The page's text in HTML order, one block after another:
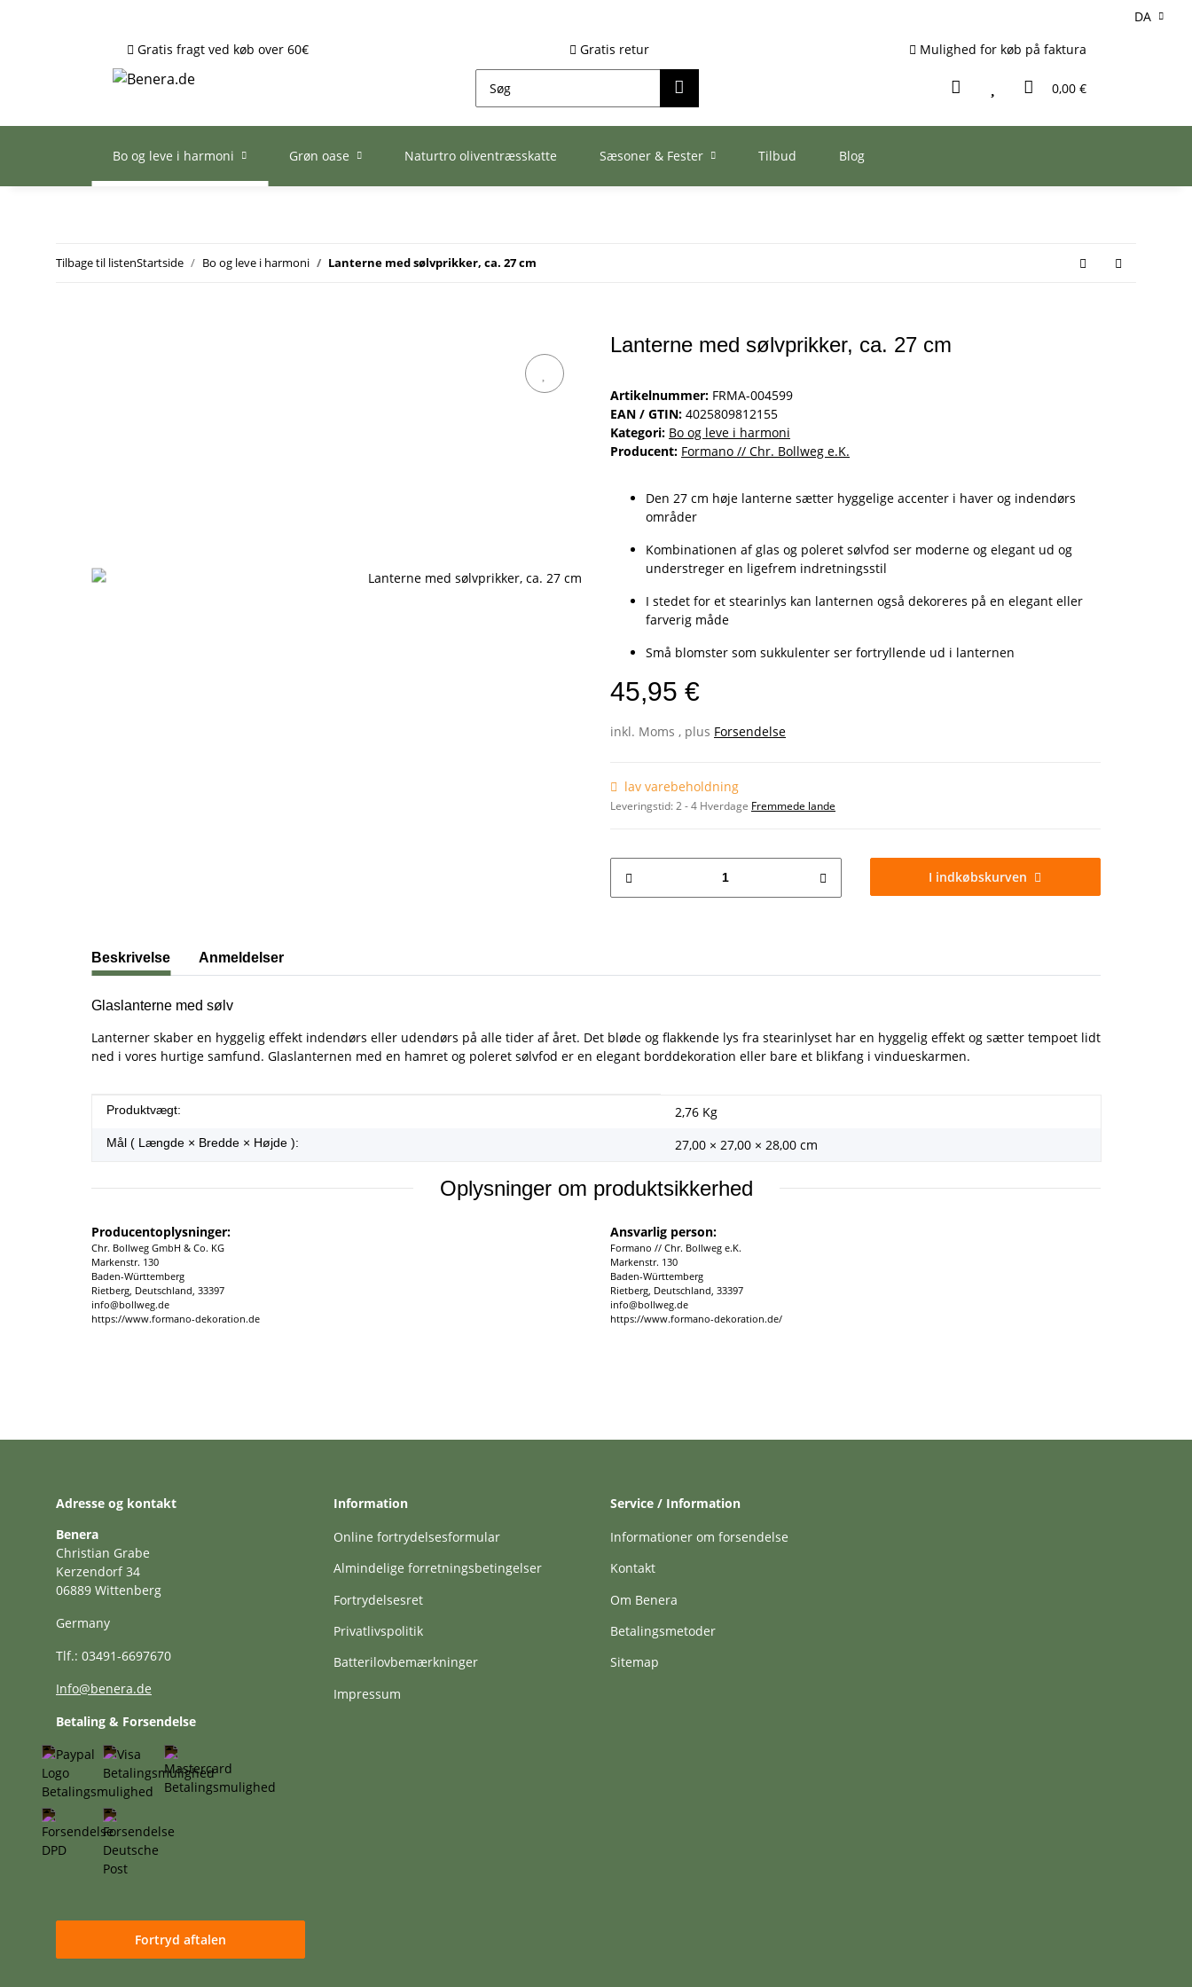
DA
Gratis fragt ved køb over 60€
Gratis retur Mulighed for køb på faktura
0,00 €
Bo og leve i harmoni Grøn oase Naturtro oliventræsskatte Sæsoner & Fester Tilbud Blog
Tilbage til listenStartside Bo og leve i harmoni Lanterne med sølvprikker, ca. 27 cm
Lanterne med sølvprikker, ca. 27 cm
Artikelnummer: FRMA-004599
EAN / GTIN: 4025809812155
Kategori: Bo og leve i harmoni
Producent: Formano // Chr. Bollweg e.K.
Den 27 cm høje lanterne sætter hyggelige accenter i haver og indendørs
områder
Kombinationen af glas og poleret sølvfod ser moderne og elegant ud og
understreger en ligefrem indretningsstil
I stedet for et stearinlys kan lanternen også dekoreres på en elegant eller
farverig måde
Små blomster som sukkulenter ser fortryllende ud i lanternen
45,95 €
inkl. Moms , plus Forsendelse
lav varebeholdning
Leveringstid:2 - 4 Hverdage Fremmede lande
I indkøbskurven
#productDetails.showMoreTabs#
Beskrivelse Anmeldelser
Glaslanterne med sølv
Lanterner skaber en hyggelig effekt indendørs eller udendørs på alle tider af året. Det bløde og flakkende lys fra stearinlyset har en hyggelig effekt og sætter tempoet lidt
ned i vores hurtige samfund. Glaslanternen med en hamret og poleret sølvfod er en elegant borddekoration eller bare et blikfang i vindueskarmen.
#productDetails.itemInformation#
#productDetails.itemValue#
Produktvægt: 2,76 Kg
Mål ( Længde × Bredde × Højde ): 27,00 × 27,00 × 28,00 cm
Oplysninger om produktsikkerhed
Producentoplysninger:
Chr. Bollweg GmbH & Co. KG
Markenstr. 130
Baden-Württemberg
Rietberg, Deutschland, 33397
info@bollweg.de
https://www.formano-dekoration.de
Ansvarlig person:
Formano // Chr. Bollweg e.K.
Markenstr. 130
Baden-Württemberg
Rietberg, Deutschland, 33397
info@bollweg.de
https://www.formano-dekoration.de/
Adresse og kontakt
Benera
Christian Grabe
Kerzendorf 34
06889 Wittenberg
Germany
Tlf.: 03491-6697670
Info@benera.de
Betaling & Forsendelse
Information
Online fortrydelsesformular
Almindelige forretningsbetingelser
Fortrydelsesret
Privatlivspolitik
Batterilovbemærkninger
Impressum
Service / Information
Informationer om forsendelse
Kontakt
Om Benera
Betalingsmetoder
Sitemap
Fortryd aftalen